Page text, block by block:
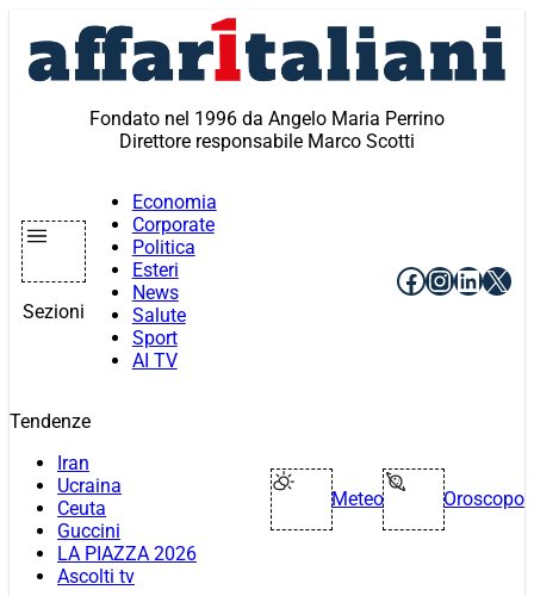
contenuto
Fondato nel 1996 da Angelo Maria Perrino
Direttore responsabile Marco Scotti
Sezioni
Economia
Corporate
Politica
Esteri
News
Salute
Sport
AI TV
Facebook
X
Tendenze
Iran
Ucraina
Ceuta
Guccini
LA PIAZZA 2026
Ascolti tv
Meteo Oroscopo